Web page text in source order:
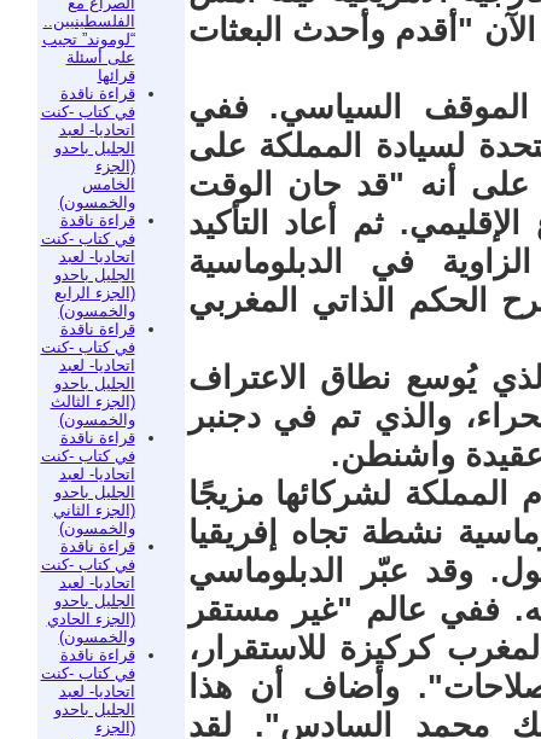
الفلسطينيين..
“لوموند” تجيب
على أسئلة
قرائها
قراءة ناقدة
في كتاب -كنت
اتحاديا- لعبد
الجليل باحدو
(الجزء
الخامس
والخمسون)
قراءة ناقدة
في كتاب -كنت
اتحاديا- لعبد
الجليل باحدو
(الجزء الرابع
والخمسون)
قراءة ناقدة
في كتاب -كنت
اتحاديا- لعبد
الجليل باحدو
(الجزء الثالث
والخمسون)
قراءة ناقدة
في كتاب -كنت
اتحاديا- لعبد
الجليل باحدو
(الجزء الثاني
والخمسون)
قراءة ناقدة
في كتاب -كنت
اتحاديا- لعبد
الجليل باحدو
(الجزء الحادي
والخمسون)
قراءة ناقدة
في كتاب -كنت
اتحاديا- لعبد
الجليل باحدو
(الجزء
"أقدم وأحدث البعثات
الموقف السياسي. ففي
لسيادة المملكة على
على أنه "قد حان الوقت
ثم أعاد التأكيد
في الدبلوماسية
الحكم الذاتي المغربي
يُوسع نطاق الاعتراف
والذي تم في دجنبر
المملكة لشركائها مزيجًا
نشطة تجاه إفريقيا
وقد عبّر الدبلوماسي
ففي عالم "غير مستقر
كركيزة للاستقرار،
وأضاف أن هذا
محمد السادس". لقد